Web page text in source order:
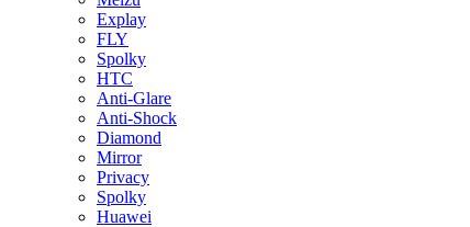
Explay
FLY
Spolky
HTC
Anti-Glare
Anti-Shock
Diamond
Mirror
Privacy
Spolky
Huawei